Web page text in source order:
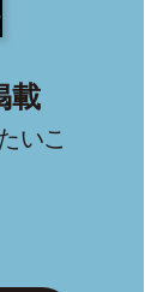
載
いこ